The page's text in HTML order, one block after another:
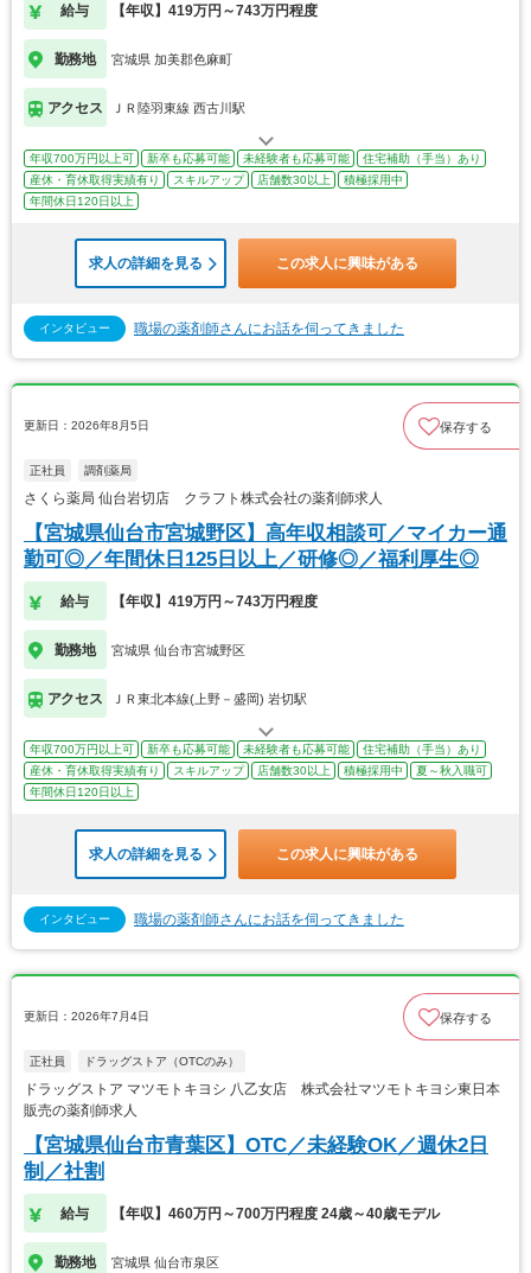
給与 【年収】419万円～743万円程度
勤務地 宮城県 加美郡色麻町
アクセス ＪＲ陸羽東線 西古川駅
年収700万円以上可 新卒も応募可能 未経験者も応募可能
住宅補助（手当）あり
産休・育休取得実績有り
スキルアップ 店舗数30以上
積極採用中
年間休日120日以上
求人の詳細を見る この求人に興味がある
インタビュー 職場の薬剤師さんにお話を伺ってきました
更新日：2026年8月5日 保存する
正社員 調剤薬局
さくら薬局 仙台岩切店 クラフト株式会社の薬剤師求人
【宮城県仙台市宮城野区】高年収相談可／マイカー通
勤可◎／年間休日125日以上／研修◎／福利厚生◎
給与 【年収】419万円～743万円程度
勤務地 宮城県 仙台市宮城野区
アクセス ＪＲ東北本線(上野－盛岡) 岩切駅
年収700万円以上可 新卒も応募可能 未経験者も応募可能
住宅補助（手当）あり
産休・育休取得実績有り
スキルアップ 店舗数30以上 積極採用中
夏～秋入職可
年間休日120日以上
求人の詳細を見る この求人に興味がある
インタビュー 職場の薬剤師さんにお話を伺ってきました
更新日：2026年7月4日 保存する
正社員 ドラッグストア（OTCのみ）
ドラッグストア マツモトキヨシ 八乙女店 株式会社マツモトキヨシ東日本
販売の薬剤師求人
【宮城県仙台市青葉区】OTC／未経験OK／週休2日
制／社割
給与 【年収】460万円～700万円程度 24歳～40歳モデル
勤務地 宮城県 仙台市泉区